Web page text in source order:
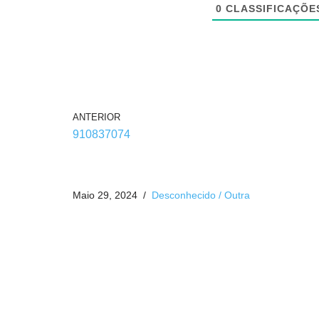
0
ANTERIOR
910837074
Maio 29, 2024 Desconhecido / Outra